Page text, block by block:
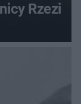
Rzezi